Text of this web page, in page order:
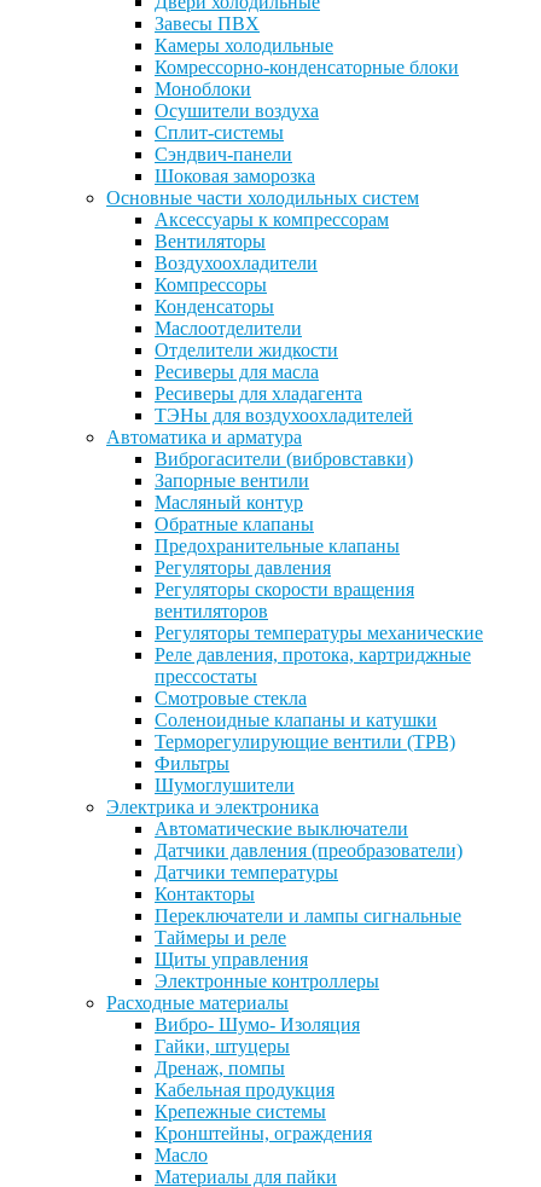
Завесы ПВХ
Камеры холодильные
Комрессорно-конденсаторные блоки
Моноблоки
Осушители воздуха
Сплит-системы
Сэндвич-панели
Шоковая заморозка
Основные части холодильных систем
Аксессуары к компрессорам
Вентиляторы
Воздухоохладители
Компрессоры
Конденсаторы
Маслоотделители
Отделители жидкости
Ресиверы для масла
Ресиверы для хладагента
ТЭНы для воздухоохладителей
Автоматика и арматура
Виброгасители (вибровставки)
Запорные вентили
Масляный контур
Обратные клапаны
Предохранительные клапаны
Регуляторы давления
Регуляторы скорости вращения
вентиляторов
Регуляторы температуры механические
Реле давления, протока, картриджные
прессостаты
Смотровые стекла
Соленоидные клапаны и катушки
Терморегулирующие вентили (ТРВ)
Фильтры
Шумоглушители
Электрика и электроника
Автоматические выключатели
Датчики давления (преобразователи)
Датчики температуры
Контакторы
Переключатели и лампы сигнальные
Таймеры и реле
Щиты управления
Электронные контроллеры
Расходные материалы
Вибро- Шумо- Изоляция
Гайки, штуцеры
Дренаж, помпы
Кабельная продукция
Крепежные системы
Кронштейны, ограждения
Масло
Материалы для пайки